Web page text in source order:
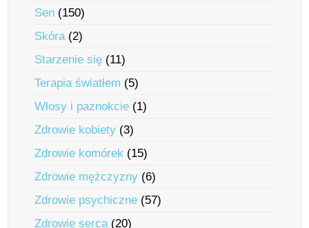
Sen (150)
Skóra(2)
Starzenie się (11)
Terapia światłem (5)
Włosy i paznokcie (1)
Zdrowie kobiety (3)
Zdrowie komórek (15)
Zdrowie mężczyzny (6)
Zdrowie psychiczne (57)
Zdrowie serca(20)